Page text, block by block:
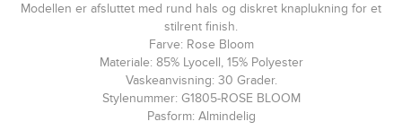
Modellen er afsluttet med rund hals og diskret knaplukning for et
stilrent finish.
Farve: Rose Bloom
Materiale: 85% Lyocell, 15% Polyester
Vaskeanvisning: 30 Grader.
Stylenummer: G1805-ROSE BLOOM
Pasform: Almindelig